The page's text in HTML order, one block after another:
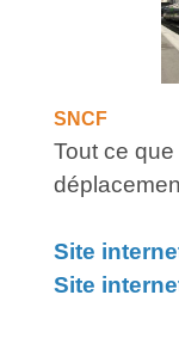
SNCF
Tout ce
Site
Site